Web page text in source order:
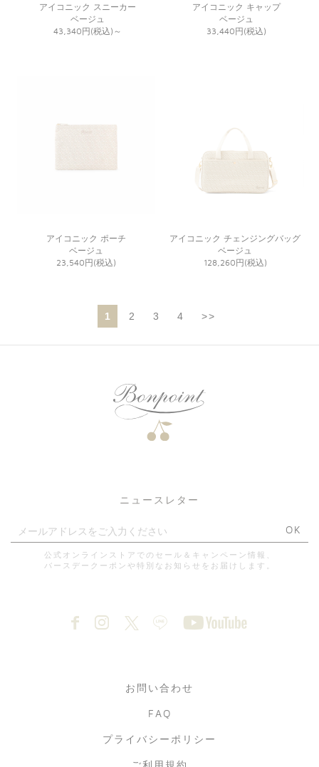
アイコニック スニーカー
ベージュ
43,340円(税込) ～
アイコニック キャップ
ベージュ
33,440円(税込)
アイコニック ポーチ
ベージュ
23,540円(税込)
アイコニック チェンジングバッグ
ベージュ
128,260円(税込)
1 2 3 4 >>
お問い合わせ
FAQ
プライバシーポリシー
ご利用規約
ニュースレター
OK
公式オンラインストアでのセール＆キャンペーン情報、
バースデークーポンや特別なお知らせをお届けします。